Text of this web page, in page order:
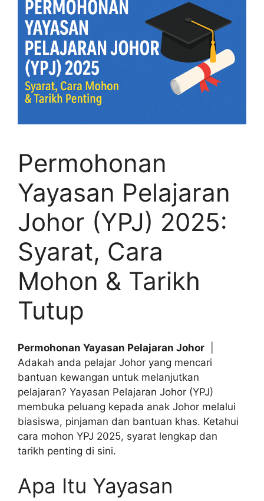
Permohonan
Yayasan Pelajaran
Johor (YPJ) 2025:
Syarat, Cara
Mohon & Tarikh
Tutup
Permohonan Yayasan Pelajaran Johor
Adakah anda pelajar Johor yang mencari
bantuan kewangan untuk melanjutkan
pelajaran? Yayasan Pelajaran Johor (YPJ)
membuka peluang kepada anak Johor melalui
biasiswa, pinjaman dan bantuan khas. Ketahui
cara mohon YPJ 2025, syarat lengkap dan
tarikh penting di sini.
Apa Itu Yayasan